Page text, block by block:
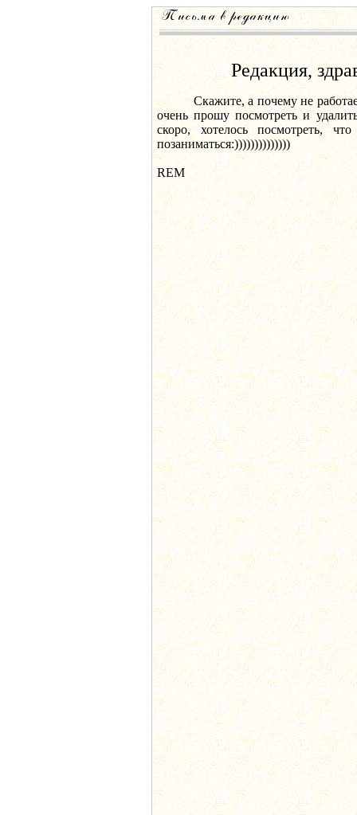
Редакция,
Скажите, а почему не
очень прошу посмотреть и
скоро, хотелось посмотреть,
позаниматься:))))))))))))))
REM